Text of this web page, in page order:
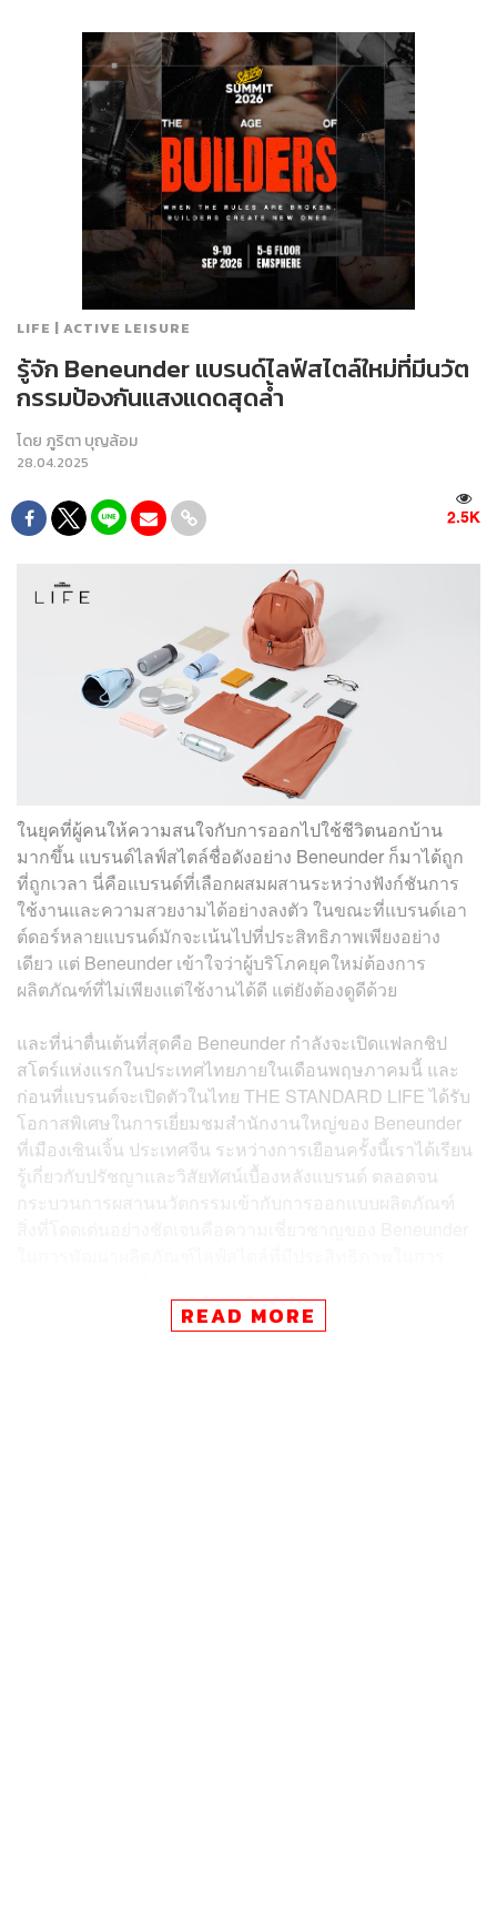
LIFE | ACTIVE LEISURE
รู้จัก Beneunder แบรนด์ไลฟ์สไตล์ใหม่ที่มีนวัต
กรรมป้องกันแสงแดดสุดล้ำ
โดย ภูริตา บุญล้อม
28.04.2025
2.5K
ในยุคที่ผู้คนให้ความสนใจกับการออกไปใช้ชีวิตนอกบ้าน
มากขึ้น แบรนด์ไลฟ์สไตล์ชื่อดังอย่าง Beneunder ก็มาได้ถูก
ที่ถูกเวลา นี่คือแบรนด์ที่เลือกผสมผสานระหว่างฟังก์ชันการ
ใช้งานและความสวยงามได้อย่างลงตัว ในขณะที่แบรนด์เอา
ต์ดอร์หลายแบรนด์มักจะเน้นไปที่ประสิทธิภาพเพียงอย่าง
เดียว แต่ Beneunder เข้าใจว่าผู้บริโภคยุคใหม่ต้องการ
ผลิตภัณฑ์ที่ไม่เพียงแต่ใช้งานได้ดี แต่ยังต้องดูดีด้วย
และที่น่าตื่นเต้นที่สุดคือ Beneunder กำลังจะเปิดแฟลกชิป
สโตร์แห่งแรกในประเทศไทยภายในเดือนพฤษภาคมนี้ และ
ก่อนที่แบรนด์จะเปิดตัวในไทย THE STANDARD LIFE ได้รับ
โอกาสพิเศษในการเยี่ยมชมสำนักงานใหญ่ของ Beneunder
ที่เมืองเซินเจิ้น ประเทศจีน ระหว่างการเยือนครั้งนี้เราได้เรียน
รู้เกี่ยวกับปรัชญาและวิสัยทัศน์เบื้องหลังแบรนด์ ตลอดจน
กระบวนการผสานนวัตกรรมเข้ากับการออกแบบผลิตภัณฑ์
READ MORE